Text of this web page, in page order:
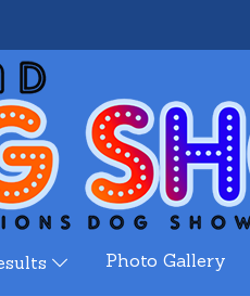
Photo Gallery